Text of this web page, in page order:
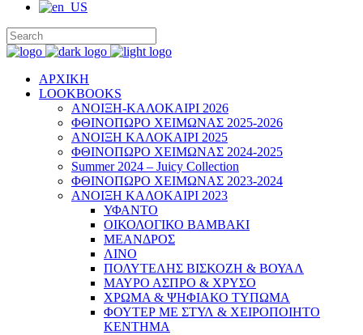
ΑΡΧΙΚΗ
LOOKBOOKS
ΑΝΟΙΞΗ-ΚΑΛΟΚΑΙΡΙ 2026
ΦΘΙΝΟΠΩΡΟ ΧΕΙΜΩΝΑΣ 2025-2026
ΑΝΟΙΞΗ ΚΑΛΟΚΑΙΡΙ 2025
ΦΘΙΝΟΠΩΡΟ ΧΕΙΜΩΝΑΣ 2024-2025
Summer 2024 – Juicy Collection
ΦΘΙΝΟΠΩΡΟ ΧΕΙΜΩΝΑΣ 2023-2024
ΑΝΟΙΞΗ ΚΑΛΟΚΑΙΡΙ 2023
ΥΦΑΝΤΟ
ΟΙΚΟΛΟΓΙΚΟ ΒΑΜΒΑΚΙ
ΜΕΑΝΔΡΟΣ
ΛΙΝΟ
ΠΟΛΥΤΕΛΗΣ ΒΙΣΚΟΖΗ & ΒΟΥΑΛ
ΜΑΥΡΟ ΑΣΠΡΟ & ΧΡΥΣΟ
ΧΡΩΜΑ & ΨΗΦΙΑΚΟ ΤΥΠΩΜΑ
ΦΟΥΤΕΡ ΜΕ ΣΤΥΛ & ΧΕΙΡΟΠΟΙΗΤΟ
ΚΕΝΤΗΜΑ